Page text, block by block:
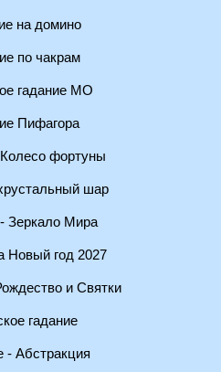
на домино
по чакрам
гадание МО
Пифагора
фортуны
шар
Зеркало Мира
Новый год 2027
и Святки
гадание
- Абстракция